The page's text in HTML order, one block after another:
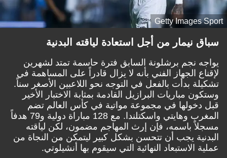
Getty Images Sport
سباق نيمار من أجل استعادة لياقته البدنية
يواجه نجم برشلونة السابق فترة حاسمة تمتد لشهرين
لإقناع الجهاز الفني بأنه لا يزال قادراً على المساهمة في
تشكيلة بدأت بالفعل في التوجه نحو اللاعبين الأصغر سناً.
وستكون مباريات البرازيل القادمة بمثابة الاختبار الأخير
قبل دخولها في مجموعة مواتية في كأس العالم تضم
المغرب وهايتي واسكتلندا. مع 128 مباراة دولية و79 هدفاً
مسجلاً باسمه، فإن إرث المهاجم مضمون، لكن لياقته
البدنية يجب أن تتحسن بشكل كبير ليتمكن من النجاة من
عملية الاستبعاد النهائية التي سيقوم بها أنشيلوتي.